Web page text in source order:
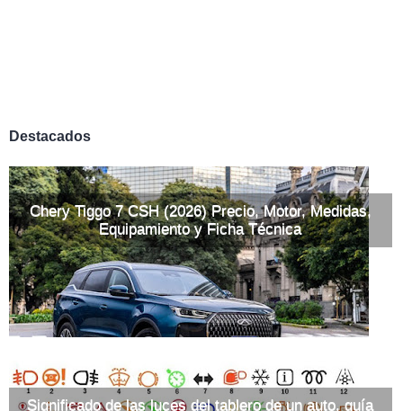
Destacados
Chery Tiggo 7 CSH (2026) Precio, Motor, Medidas,
Equipamiento y Ficha Técnica
Significado de las luces del tablero de un auto, guía